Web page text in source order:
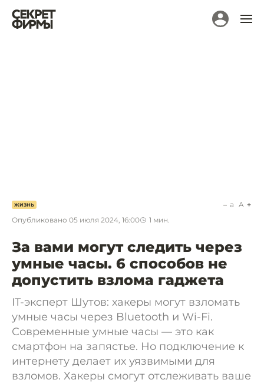
ЖИЗНЬ
Опубликовано 05 июля 2024, 16:00 1 мин.
a A
За вами могут следить через
умные часы. 6 способов не
допустить взлома гаджета
IT-эксперт Шутов: хакеры могут взломать
умные часы через Bluetooth и Wi-Fi.
Современные умные часы — это как
смартфон на запястье. Но подключение к
интернету делает их уязвимыми для
взломов. Хакеры смогут отслеживать ваше